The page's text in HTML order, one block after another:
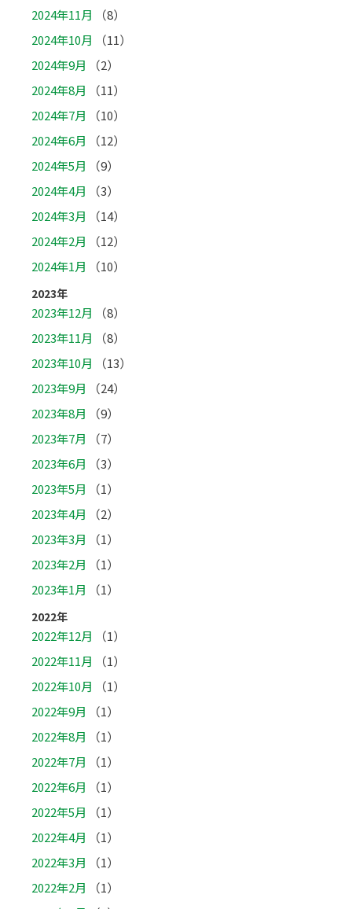
2024年11月
（8）
2024年10月
（11）
2024年9月
（2）
2024年8月
（11）
2024年7月
（10）
2024年6月
（12）
2024年5月
（9）
2024年4月
（3）
2024年3月
（14）
2024年2月
（12）
2024年1月
（10）
2023年
2023年12月
（8）
2023年11月
（8）
2023年10月
（13）
2023年9月
（24）
2023年8月
（9）
2023年7月
（7）
2023年6月
（3）
2023年5月
（1）
2023年4月
（2）
2023年3月
（1）
2023年2月
（1）
2023年1月
（1）
2022年
2022年12月
（1）
2022年11月
（1）
2022年10月
（1）
2022年9月
（1）
2022年8月
（1）
2022年7月
（1）
2022年6月
（1）
2022年5月
（1）
2022年4月
（1）
2022年3月
（1）
2022年2月
（1）